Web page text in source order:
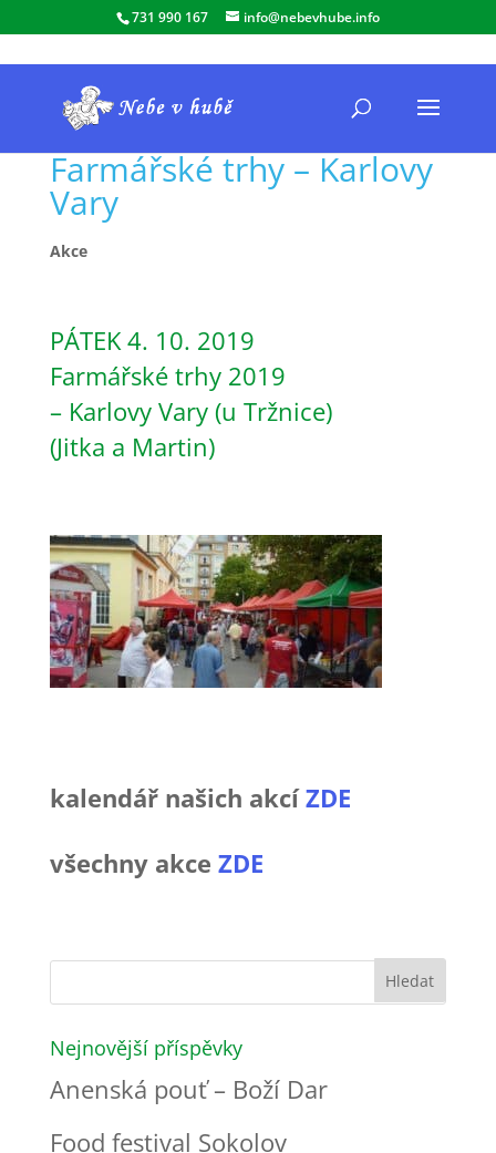
731 990 167 info@nebevhube.info
Farmářské trhy – Karlovy
Vary
Akce
PÁTEK 4. 10. 2019
Farmářské trhy 2019
– Karlovy Vary (u Tržnice)
(Jitka a Martin)
kalendář našich akcíZDE
všechny akce ZDE
Nejnovější příspěvky
Anenská pouť – Boží Dar
Food festival Sokolov